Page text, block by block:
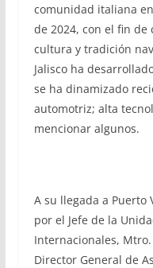
comunidad italiana
de 2024, con el fin de
cultura y tradición
Jalisco ha
se ha dinamizado
automotriz; alta
mencionar algunos.
A su llegada a
por el Jefe de la
Internacionales,
Director General de